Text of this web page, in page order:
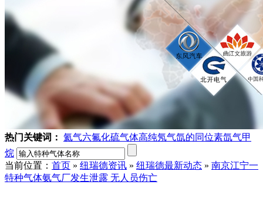
热门关键词： 氦气六氟化硫气体高纯氖气氙的同位素氙气甲
烷
当前位置： 首页 » 纽瑞德资讯 » 纽瑞德最新动态 » 南京江宁一
特种气体氨气厂发生泄露 无人员伤亡